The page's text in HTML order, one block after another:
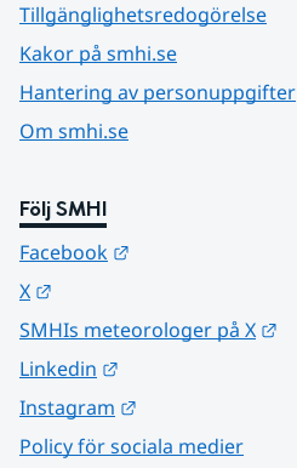
Tillgänglighetsredogörelse
Kakor på smhi.se
Hantering av personuppgifter
Om smhi.se
Följ SMHI
Facebook
X
SMHIs meteorologer på X
Linkedin
Instagram
Policy för sociala medier